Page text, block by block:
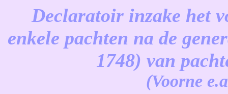
Declaratoir inzake het
enkele pachten na de
1748) van
(Voorne